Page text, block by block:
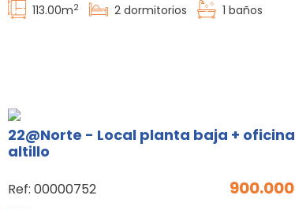
113.00m2 2 dormitorios 1 baños
22@Norte - Local planta baja + oficina
altillo
Ref: 00000752 900.000